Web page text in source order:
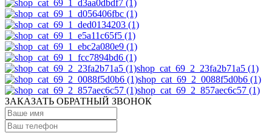
shop_cat_69_2_23fa2b71a5 (1)
shop_cat_69_2_0088f5d0b6 (1)
shop_cat_69_2_857aec6c57 (1)
ЗАКАЗАТЬ ОБРАТНЫЙ ЗВОНОК